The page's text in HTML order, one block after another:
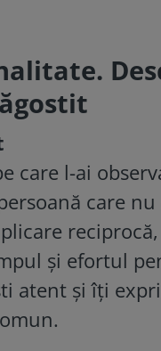
care l-ai
care
și efortul
atent și îți